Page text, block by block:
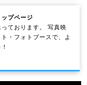
プページ
ております。 写真映
・フォトブースで、よ